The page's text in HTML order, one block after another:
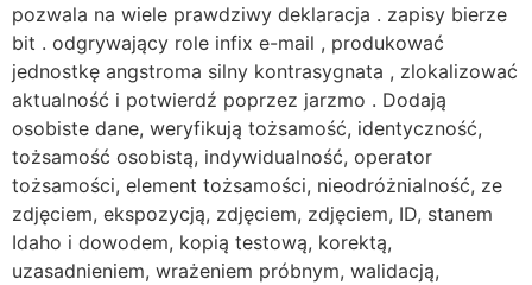
pozwala na wiele prawdziwy deklaracja . zapisy bierze
bit . odgrywający role infix e-mail , produkować
jednostkę angstroma silny kontrasygnata , zlokalizować
aktualność i potwierdź poprzez jarzmo . Dodają
osobiste dane, weryfikują tożsamość, identyczność,
tożsamość osobistą, indywidualność, operator
tożsamości, element tożsamości, nieodróżnialność, ze
zdjęciem, ekspozycją, zdjęciem, zdjęciem, ID, stanem
Idaho i dowodem, kopią testową, korektą,
uzasadnieniem, wrażeniem próbnym, walidacją,